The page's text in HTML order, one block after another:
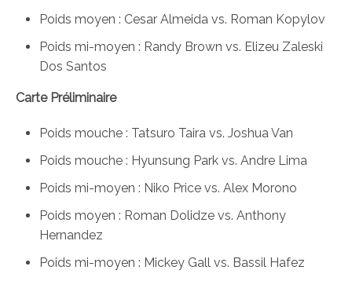
Poids moyen : Cesar Almeida vs. Roman Kopylov
Poids mi-moyen : Randy Brown vs. Elizeu Zaleski
Dos Santos
Carte Préliminaire
Poids mouche : Tatsuro Taira vs. Joshua Van
Poids mouche : Hyunsung Park vs. Andre Lima
Poids mi-moyen : Niko Price vs. Alex Morono
Poids moyen : Roman Dolidze vs. Anthony
Hernandez
Poids mi-moyen : Mickey Gall vs. Bassil Hafez